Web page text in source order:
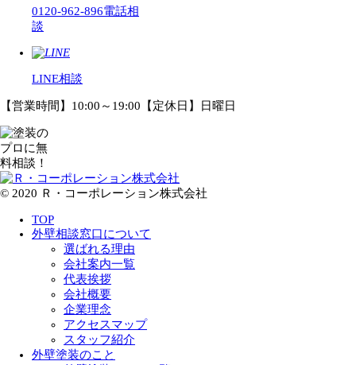
0120-962-896電話相
談
LINE相談
【営業時間】10:00～19:00【定休日】日曜日
© 2020 Ｒ・コーポレーション株式会社
TOP
外壁相談窓口について
選ばれる理由
会社案内一覧
代表挨拶
会社概要
企業理念
アクセスマップ
スタッフ紹介
外壁塗装のこと